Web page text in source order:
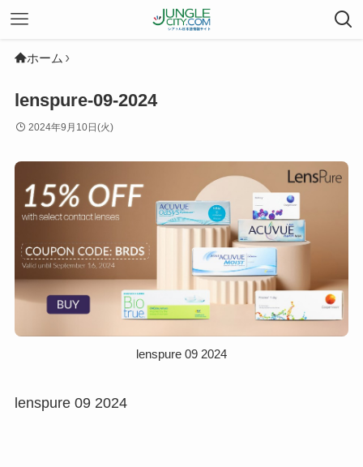
ホーム
lenspure-09-2024
2024年9月10日(火)
lenspure 09 2024
lenspure 09 2024